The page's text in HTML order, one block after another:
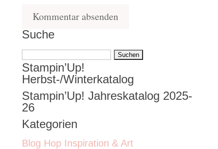
Suche
Suchen
nach:
Stampin’Up!
Herbst-/Winterkatalog
Stampin’Up! Jahreskatalog 2025-
26
Kategorien
Blog Hop Inspiration & Art